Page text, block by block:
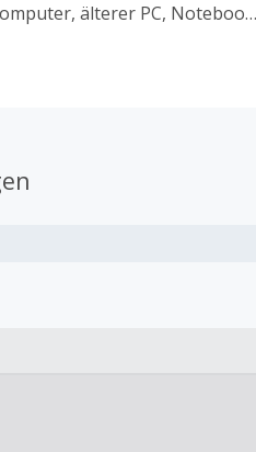
älterer PC, Notebook